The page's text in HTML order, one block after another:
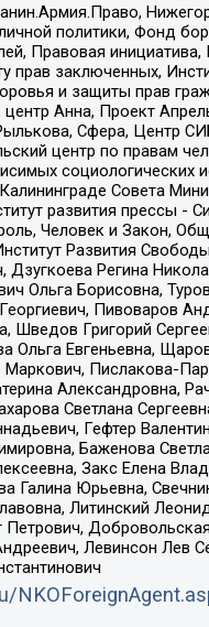
политики, Фонд
Правовая
прав заключенных,
и защиты прав
центр Анна, Проект
Сфера, Центр
центр по правам
Совета
развития прессы -
Человек и Закон,
Развития
Дзугкоева Регина
Ольга Борисовна,
Пивоваров
Шведов Григорий
Ольга Евгеньевна,
Пислакова-
Александровна,
Светлана
Гефтер
Баженова
Закс Елена
Галина Юрьевна,
Литинский
Левинсон